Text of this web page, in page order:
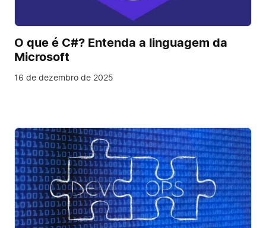
O que é C#? Entenda a linguagem da
Microsoft
16 de dezembro de 2025